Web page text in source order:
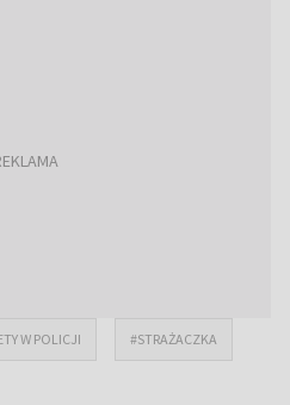
W POLICJI #STRAŻACZKA